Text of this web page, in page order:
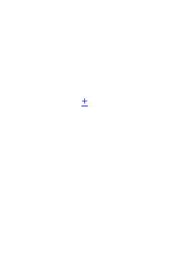
+